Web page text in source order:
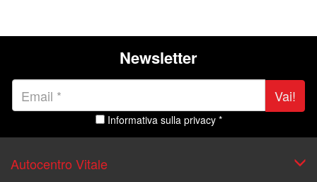
Newsletter
Vai!
Informativa sulla privacy *
Autocentro Vitale